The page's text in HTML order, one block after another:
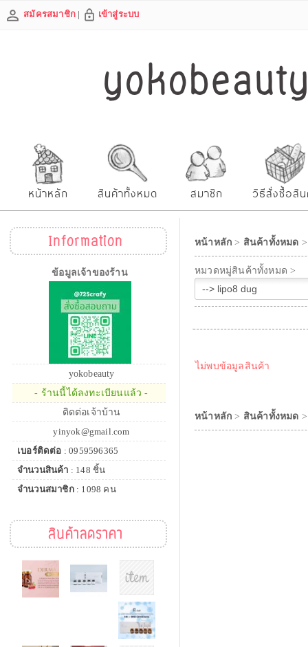
สมัครสมาชิก | เข้าสู่ระบบ
หน้าหลัก สินค้าทั้งหมด สมาชิก วิธีสั่งซื้อสิ
Information
ข้อมูลเจ้าของร้าน
yokobeauty
- ร้านนี้ได้ลงทะเบียนแล้ว -
ติดต่อเจ้าบ้าน
yinyok@gmail.com
เบอร์ติดต่อ : 0959596365
จำนวนสินค้า : 148 ชิ้น
จำนวนสมาชิก: 1098 คน
สินค้าลดราคา
หน้าหลัก > สินค้าทั้งหมด
หมวดหมู่สินค้าทั้งหมด >
ไม่พบข้อมูลสินค้า
หน้าหลัก > สินค้าทั้งหมด